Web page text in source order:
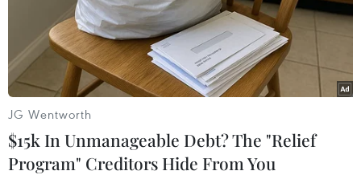
đang thi đấu ở châu Âu của tuyển Nhật Bản gặp không ít khó
khăn. (Ảnh: PV/Vietnam+)
JG Wentworth
$15k In Unmanageable Debt? The "Relief
Program" Creditors Hide From You